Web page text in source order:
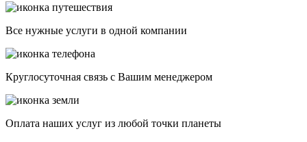
Все нужные услуги в одной компании
Круглосуточная связь с Вашим менеджером
Оплата наших услуг из любой точки планеты